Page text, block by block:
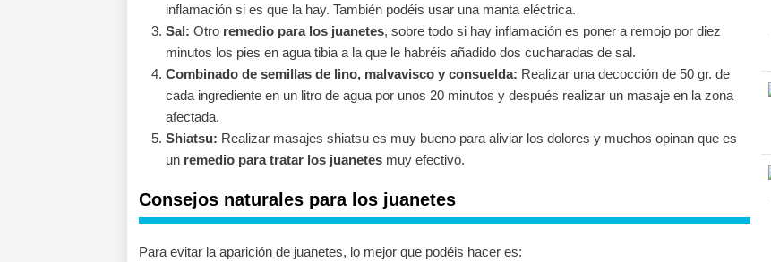
inflamación si es que la hay. También podéis usar una manta eléctrica.
Sal: Otro remedio para los juanetes, sobre todo si hay inflamación es poner a remojo por diez
minutos los pies en agua tibia a la que le habréis añadido dos cucharadas de sal.
Combinado de semillas de lino, malvavisco y consuelda: Realizar una decocción de 50 gr. de
cada ingrediente en un litro de agua por unos 20 minutos y después realizar un masaje en la zona
afectada.
Shiatsu: Realizar masajes shiatsu es muy bueno para aliviar los dolores y muchos opinan que es
un remedio para tratar los juanetesmuy efectivo.
Consejos naturales para los juanetes
Para evitar la aparición de juanetes, lo mejor que podéis hacer es: